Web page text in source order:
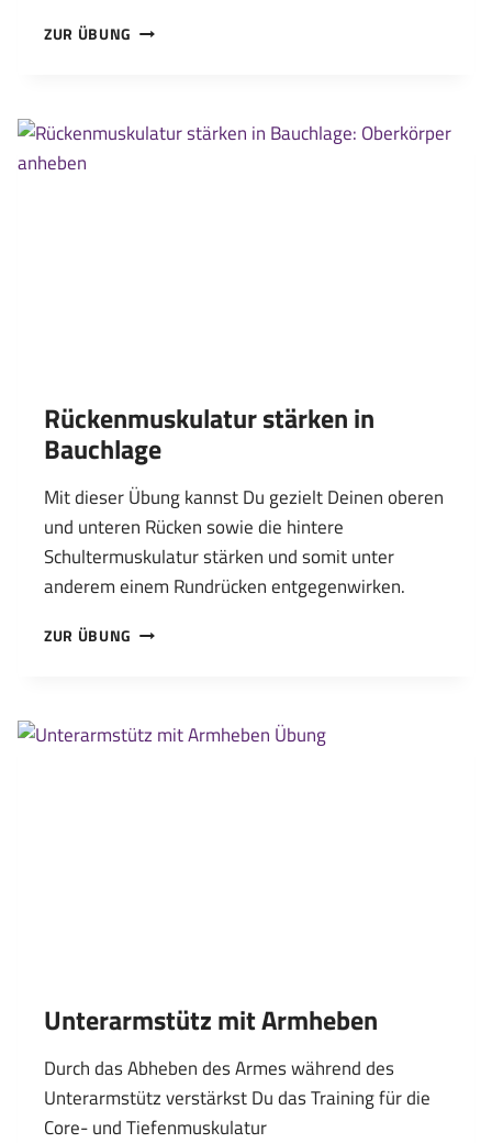
ZUR ÜBUNG FAHRRADFAHREN
Rückenmuskulatur stärken in
Bauchlage
Mit dieser Übung kannst Du gezielt Deinen oberen
und unteren Rücken sowie die hintere
Schultermuskulatur stärken und somit unter
anderem einem Rundrücken entgegenwirken.
ZUR ÜBUNG RÜCKENMUSKULATUR
Unterarmstütz mit Armheben
Durch das Abheben des Armes während des
Unterarmstütz verstärkst Du das Training für die
Core- und Tiefenmuskulatur